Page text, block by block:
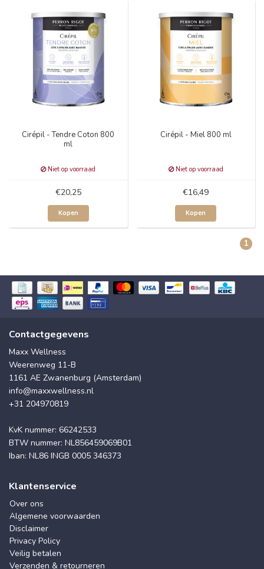
Cirépil - Tendre Coton 800
ml
Niet op voorraad
€20,25
Kopen
Cirépil - Miel 800 ml
Niet op voorraad
€16,49
Kopen
1
Contactgegevens
Maxx Wellness
Weerenweg 11-B
1161 AE Zwanenburg (Amsterdam)
info@maxxwellness.nl
+31 204970819
KvK nummer: 66242533
BTW nummer: NL856459069B01
Iban: NL86 INGB 0005 346373
Klantenservice
Over ons
Algemene voorwaarden
Disclaimer
Privacy Policy
Veilig betalen
Verzenden & retourneren